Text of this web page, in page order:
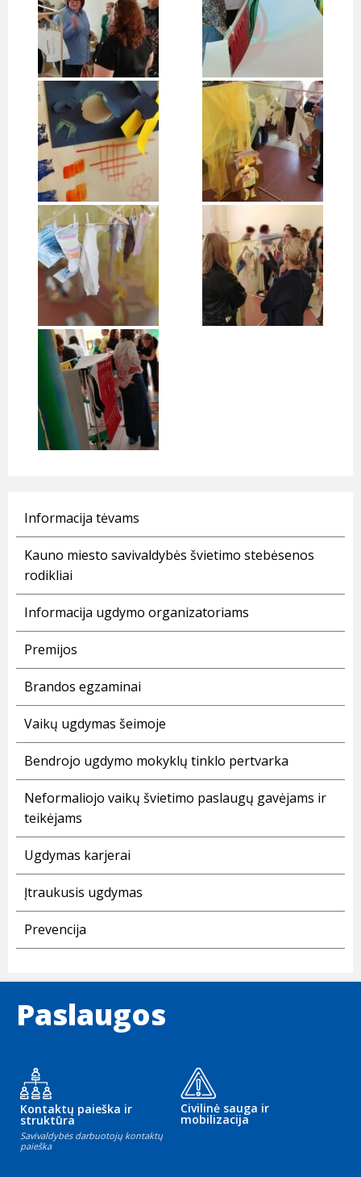
Informacija tėvams
Kauno miesto savivaldybės švietimo stebėsenos
rodikliai
Informacija ugdymo organizatoriams
Premijos
Brandos egzaminai
Vaikų ugdymas šeimoje
Bendrojo ugdymo mokyklų tinklo pertvarka
Neformaliojo vaikų švietimo paslaugų gavėjams ir
teikėjams
Ugdymas karjerai
Įtraukusis ugdymas
Prevencija
Paslaugos
Kontaktų paieška ir
struktūra
Savivaldybės darbuotojų kontaktų
paieška
Civilinė sauga ir
mobilizacija